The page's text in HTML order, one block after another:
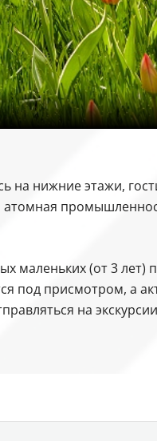
нижние этажи,
маленьких (от 3 лет)
под присмотром, а
на